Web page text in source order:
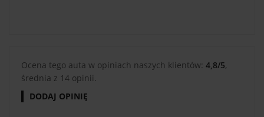
Ocena tego auta w opiniach naszych klientów: 4,8/5,
średnia z 14 opinii.
DODAJ OPINIĘ